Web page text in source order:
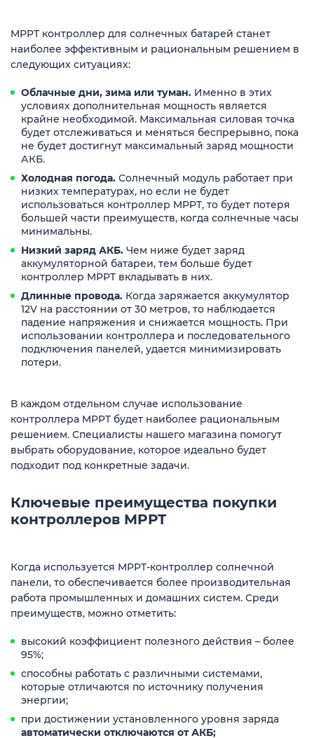
MPPT контроллер для солнечных батарей станет
наиболее эффективным и рациональным решением в
следующих ситуациях:
Облачные дни, зима или туман. Именно в этих
условиях дополнительная мощность является
крайне необходимой. Максимальная силовая точка
будет отслеживаться и меняться беспрерывно, пока
не будет достигнут максимальный заряд мощности
АКБ.
Холодная погода. Солнечный модуль работает при
низких температурах, но если не будет
использоваться контроллер MPPT, то будет потеря
большей части преимуществ, когда солнечные часы
минимальны.
Низкий заряд АКБ. Чем ниже будет заряд
аккумуляторной батареи, тем больше будет
контроллер MPPT вкладывать в них.
Длинные провода. Когда заряжается аккумулятор
12V на расстоянии от 30 метров, то наблюдается
падение напряжения и снижается мощность. При
использовании контроллера и последовательного
подключения панелей, удается минимизировать
потери.
В каждом отдельном случае использование
контроллера MPPT будет наиболее рациональным
решением. Специалисты нашего магазина помогут
выбрать оборудование, которое идеально будет
подходит под конкретные задачи.
Ключевые преимущества покупки
контроллеров MPPT
Когда используется MPPT-контроллер солнечной
панели, то обеспечивается более производительная
работа промышленных и домашних систем. Среди
преимуществ, можно отметить:
высокий коэффициент полезного действия – более
95%;
способны работать с различными системами,
которые отличаются по источнику получения
энергии;
при достижении установленного уровня заряда
автоматически отключаются от АКБ;